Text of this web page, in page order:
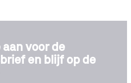
voor de
en blijf op de